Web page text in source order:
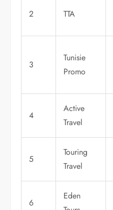
2 TTA
3
Tunisie
Promo
4
Active
Travel
5
Touring
Travel
6
Eden